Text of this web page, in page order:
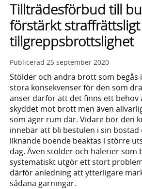
lista
med
sökförslag
Tillträdesförbud till
förstärkt
tillgreppsbrottslighet
Publicerad 25 september 2020
Stölder och andra brott som begås
stora konsekvenser för den som
anser därför att det finns ett behov
skyddet mot brott men även
som äger rum där. Vidare bör den
innebär att bli bestulen i sin
liknande boende beaktas i större
dag. Även stölder och hälerier som
systematiskt utgör ett stort
därför anledning att ytterligare
sådana gärningar.